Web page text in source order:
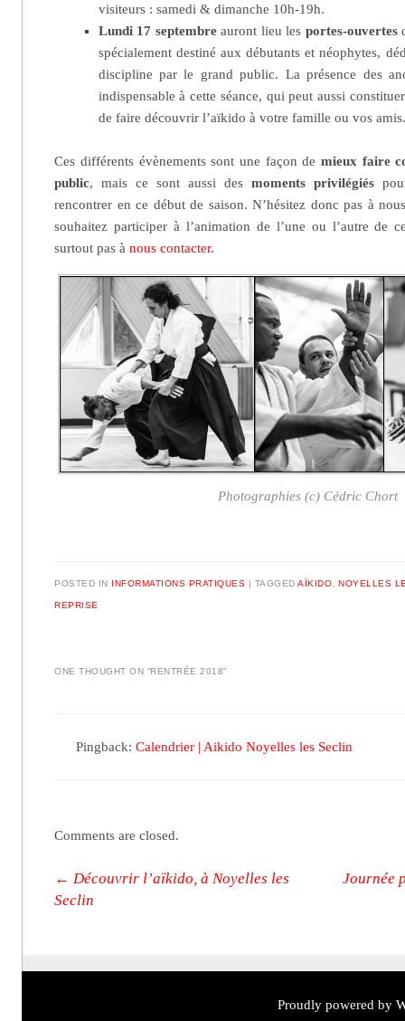
visiteurs : samedi & dimanche 10h-19h.
Lundi 17 septembreauront lieu les portes-ouvertes
spécialement destiné aux débutants et néophytes,
discipline par le grand public. La présence des
indispensable à cette séance, qui peut aussi
de faire découvrir l’aïkido à votre famille ou vos
Ces différents évènements sont une façon de mieux faire
public, mais ce sont aussi desmoments privilégiés
rencontrer en ce début de saison. N’hésitez donc pas à
souhaitez participer à l’animation de l’une ou l’autre de
surtout pas ànous contacter.
Photographies (c) Cédric Chort
POSTED IN INFORMATIONS PRATIQUES | TAGGEDAÏKIDO ,NOYELLES
REPRISE
ONE THOUGHT ON “RENTRÉE 2018”
Pingback:Calendrier | Aikido Noyelles les Seclin
Comments are closed.
Post navigation
← Découvrir l’aïkido, à Noyelles les
Seclin
Journée
Proudly powered by